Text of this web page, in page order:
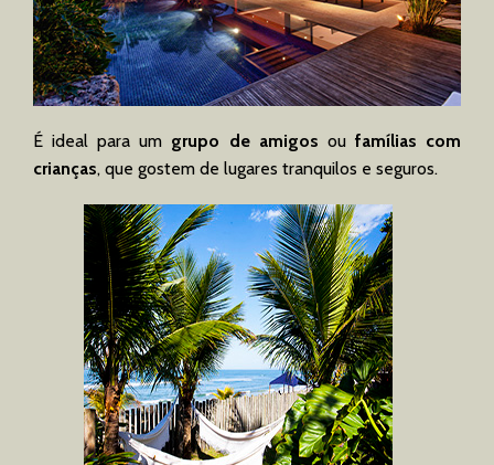
É ideal para um grupo de amigos ou famílias com
crianças, que gostem de lugares tranquilos e seguros.